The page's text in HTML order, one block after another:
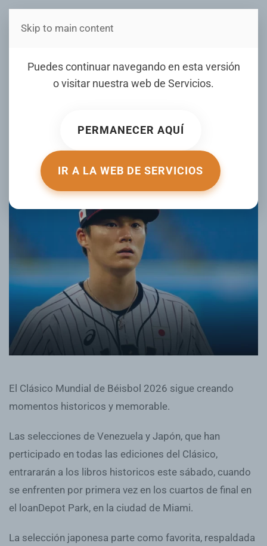
Estás en Telenord Medios
Puedes continuar navegando en esta versión
o visitar nuestra web de Servicios.
PERMANECER AQUÍ
IR A LA WEB DE SERVICIOS
Skip to main content
Japón y Venezuela se
enfrentan por primera vez
ESCRITO POR ELDIA.COM EL
. PUBLICADO EN
DEPORTES CON JUNIOR MATRILLÉ.
El Clásico Mundial de Béisbol 2026 sigue creando
momentos historicos y memorable.
Las selecciones de Venezuela y Japón, que han
perticipado en todas las ediciones del Clásico,
entrararán a los libros historicos este sábado, cuando
se enfrenten por primera vez en los cuartos de final en
el loanDepot Park, en la ciudad de Miami.
La selección japonesa parte como favorita, respaldada